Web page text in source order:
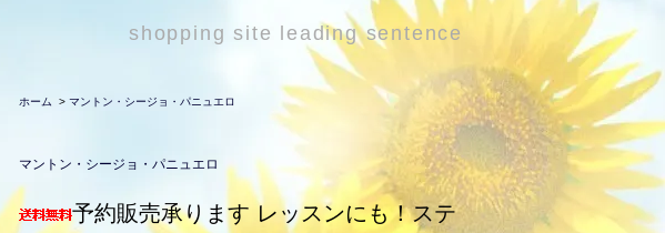
shopping site leading sentence
ホーム > マントン・シージョ・パニュエロ
マントン・シージョ・パニュエロ
予約販売承ります レッスンにも！ステ